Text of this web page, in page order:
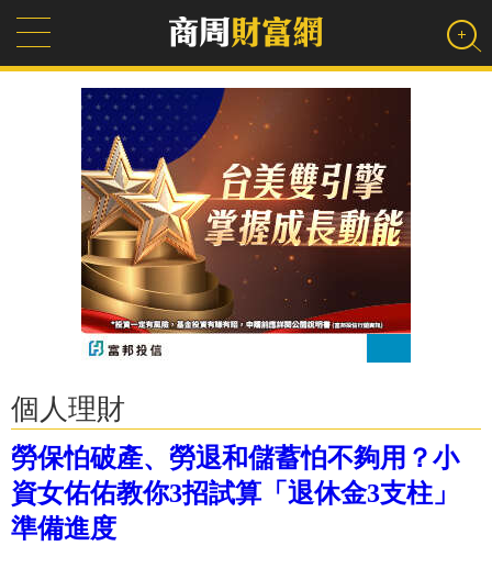
個人理財
勞保怕破產、勞退和儲蓄怕不夠用？小
資女佑佑教你3招試算「退休金3支柱」
準備進度